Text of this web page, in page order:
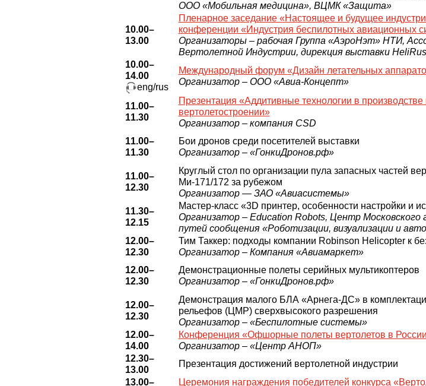
ООО «Мобильная медицина», ВЦМК «Защита»
10.00–
13.00
Пленарное заседание «Настоящее и будущее
конференции «Индустрия беспилотных авиационных
Организаторы – рабочая Группа «АэроНэт» НТИ,
Вертолетной Индустрии, дирекция выставки
10.00–
14.00
eng/rus
Международный форум «Дизайн летательных
Организатор – ООО «Авиа-Концепт»
11.00–
11.30
Презентация «Аддитивные технологии в производстве
вертолетостроении»
Организатор – компания CSD
11.00–
11.30
Бои дронов среди посетителей выставки
Организатор – «ГонкиДронов.рф»
11.00–
12.30
Круглый стол по организации пула запасных частей
Ми-171/172 за рубежом
Организатор — ЗАО «Авиасистемы»
11.30–
12.15
Мастер-класс «3D принтер, особенности настройки и
Организатор – Education Robots, Центр Московского
путей сообщения «Роботизации, визуализации и
12.00–
12.30
Тим Таккер: подходы компании Robinson Helicopter к
Организатор – Компания «Авиамаркет»
12.00–
12.30
Демонстрационные полеты серийных мультикоптеров
Организатор – «ГонкиДронов.рф»
12.00–
12.30
Демонстрация малого БЛА «Арнега-ДС» в
рельефов (ЦМР) сверхвысокого разрешения
Организатор – «Беспилотные системы»
12.00–
14.00
Конференция «Офшорные полеты вертолетов в
Организатор – «Центр АНОП»
12.30–
13.00
Презентация достижений вертолетной индустрии
13.00–
Церемония награждения победителей конкурса